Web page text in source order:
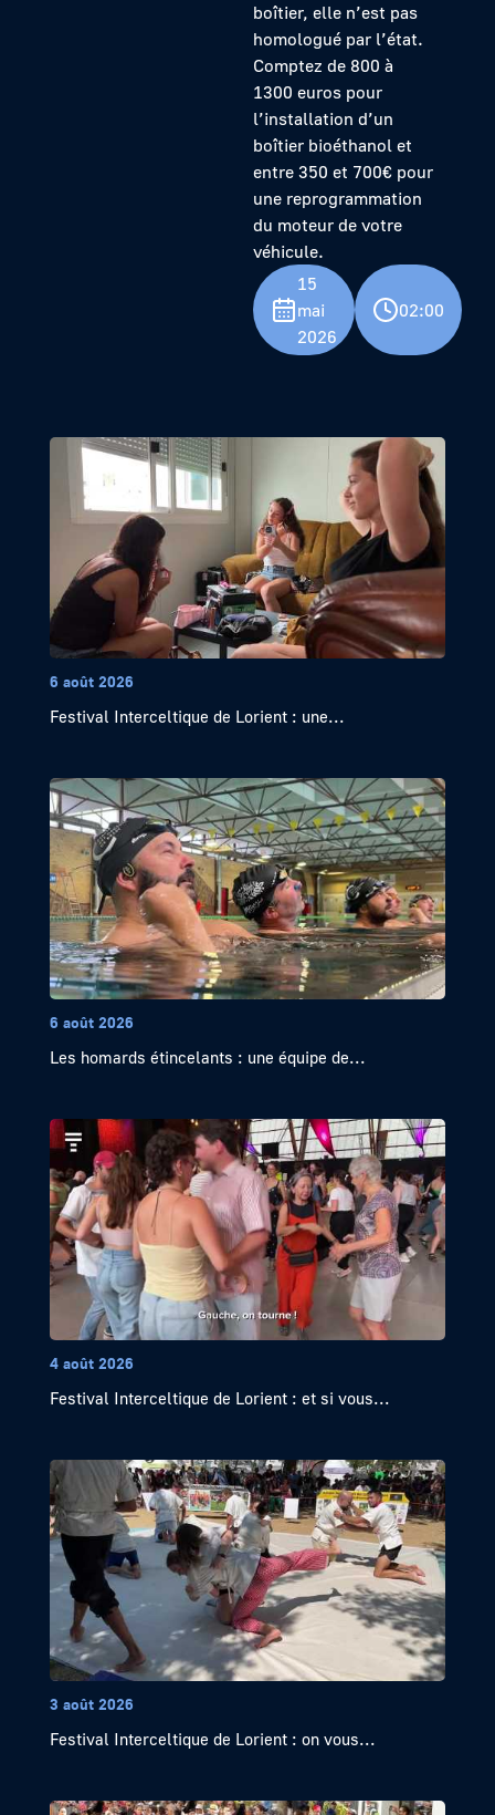
boîtier, elle n’est pas
homologué par l’état.
Comptez de 800 à
1300 euros pour
l’installation d’un
boîtier bioéthanol et
entre 350 et 700€ pour
une reprogrammation
du moteur de votre
véhicule.
15
mai
2026
02:00
6 août 2026
Festival Interceltique de Lorient : une...
6 août 2026
Les homards étincelants : une équipe de...
4 août 2026
Festival Interceltique de Lorient : et si vous...
3 août 2026
Festival Interceltique de Lorient : on vous...